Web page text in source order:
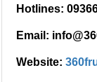
Hotlines:
Email:
Website: